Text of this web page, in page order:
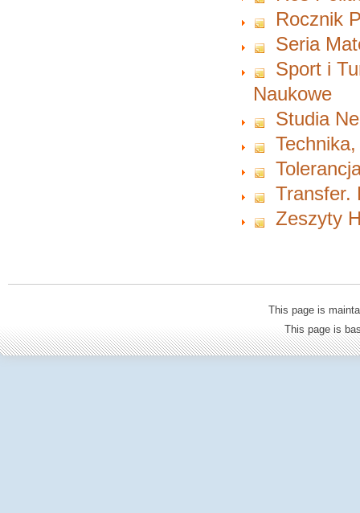
Rocznik
Seria
Sport i
Naukowe
Studia
Transfer.
Zeszyty
This page is
This page is